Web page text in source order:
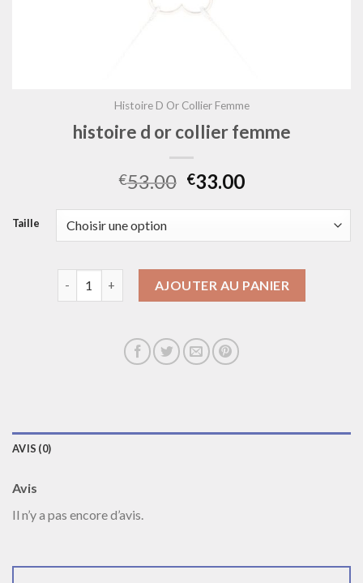
Histoire D Or Collier Femme
histoire d or collier femme
€53.00 €33.00
Taille
AJOUTER AU PANIER
AVIS (0)
Avis
Il n’y a pas encore d’avis.